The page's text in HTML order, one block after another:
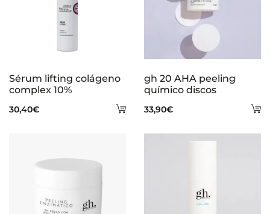
Añadir
Sérum lifting colágeno
complex 10%
30,40€
gh 20 AHA peeling
químico discos
33,90€